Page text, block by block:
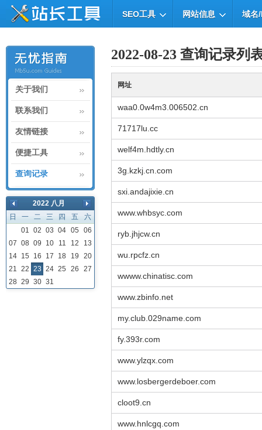
SEO工具 网站信息 域名
关于我们
联系我们
友情链接
便捷工具
查询记录
2022 八月
日
一 二 三 四 五
六
01 02 03 04 05
06
07 08 09 10 11 12
13
14
15 16 17 18 19
20
21 22 23 24 25 26
27
28 29 30 31
2022-08-23 查询记录列
网址
waa0.0w4m3.006502.cn
71717lu.cc
welf4m.hdtly.cn
3g.kzkj.cn.com
sxi.andajixie.cn
www.whbsyc.com
ryb.jhjcw.cn
wu.rpcfz.cn
wwww.chinatisc.com
www.zbinfo.net
my.club.029name.com
fy.393r.com
www.ylzqx.com
www.losbergerdeboer.com
cloot9.cn
www.hnlcgq.com